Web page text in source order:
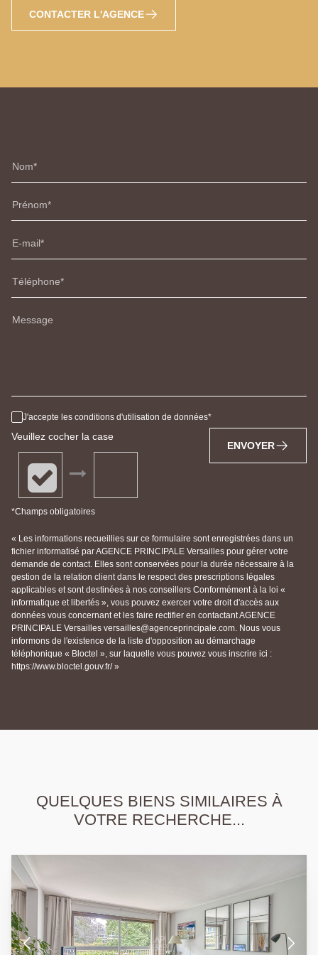
CONTACTER L'AGENCE
Nom
Prénom
E-mail
Téléphone
Message
J'accepte les conditions d'utilisation de données
Veuillez cocher la case
*Champs obligatoires
ENVOYER
« Les informations recueillies sur ce formulaire sont enregistrées dans un
fichier informatisé par AGENCE PRINCIPALE Versailles pour gérer votre
demande de contact. Elles sont conservées pour la durée nécessaire à la
gestion de la relation client dans le respect des prescriptions légales
applicables et sont destinées à nos conseillers Conformément à la loi «
informatique et libertés », vous pouvez exercer votre droit d'accès aux
données vous concernant et les faire rectifier en contactant AGENCE
PRINCIPALE Versailles versailles@agenceprincipale.com. Nous vous
informons de l'existence de la liste d'opposition au démarchage
téléphonique « Bloctel », sur laquelle vous pouvez vous inscrire ici :
https://www.bloctel.gouv.fr/ »
QUELQUES BIENS SIMILAIRES À
VOTRE RECHERCHE...